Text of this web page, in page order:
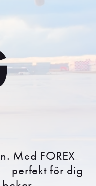
Med FOREX
perfekt för dig